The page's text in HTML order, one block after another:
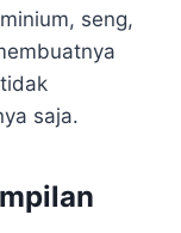
seng,
saja.